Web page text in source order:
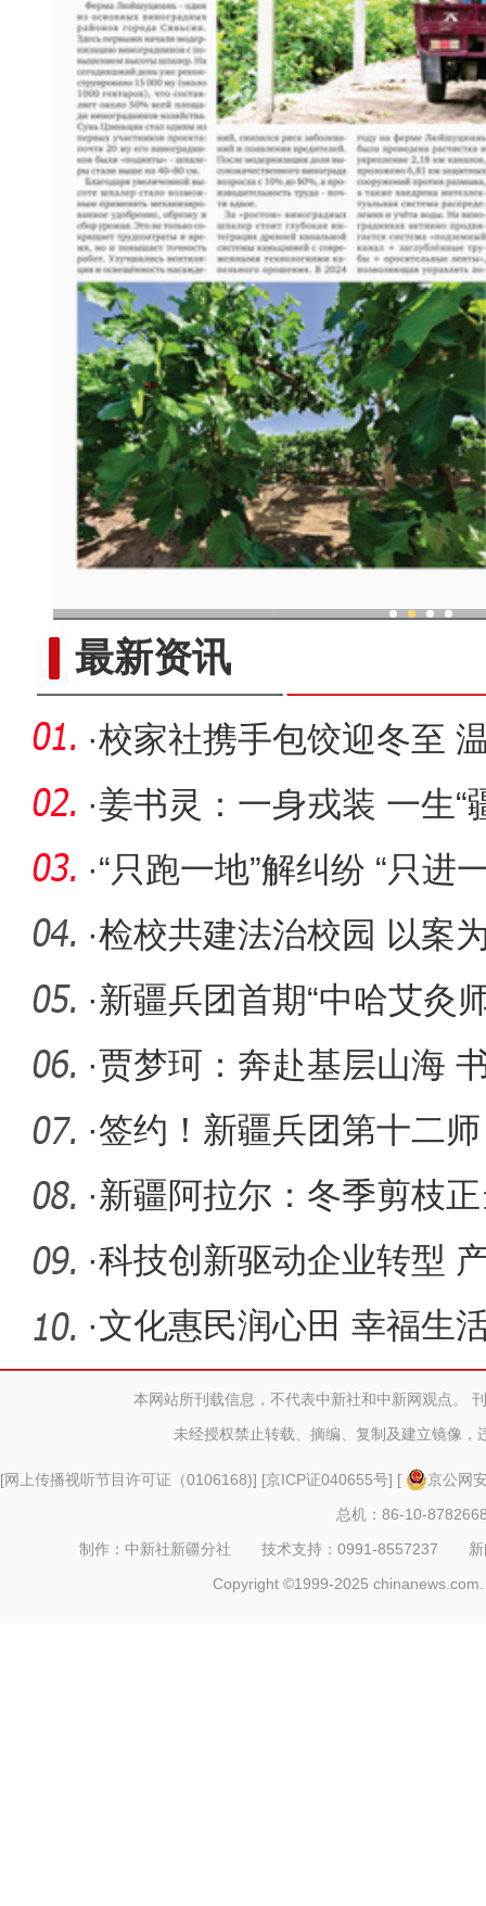
最新资讯
·校家社携手包饺迎冬至
·姜书灵：一身戎装 一生“
·“只跑一地”解纠纷 “只进
·检校共建法治校园 以案
·新疆兵团首期“中哈艾灸
举办
·贾梦珂：奔赴基层山海
·签约！新疆兵团第十二
再升级
·新疆阿拉尔：冬季剪枝
能
·科技创新驱动企业转型
·文化惠民润心田 幸福生
本网站所刊载信息，不代表中新社和中新网观点。
未经授权禁止转载、摘编、复制及建立镜像，
[网上传播视听节目许可证（0106168)] [京ICP证040655号] [
京公网
总机：86-10-
制作：中新社新疆分社 技术支持：0991-8557237
Copyright ©1999-2025